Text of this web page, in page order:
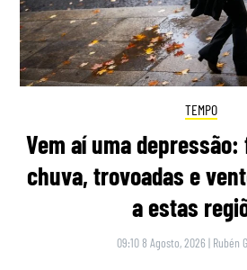
TEMPO
Vem aí uma
chuva, trovoadas e
a estas
09:10 8 Agosto, 2026 | Rubén